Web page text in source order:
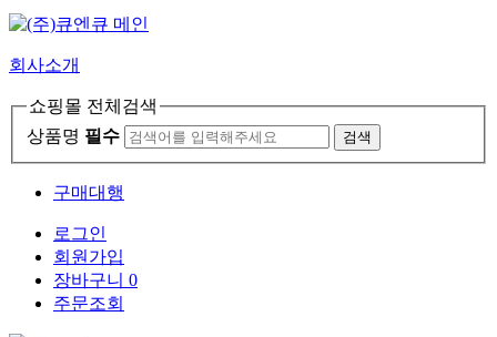
회사소개
쇼핑몰 전체검색
상품명 필수 검색
구매대행
로그인
회원가입
장바구니 0
주문조회